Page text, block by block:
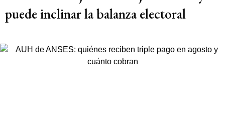
puede inclinar la balanza electoral